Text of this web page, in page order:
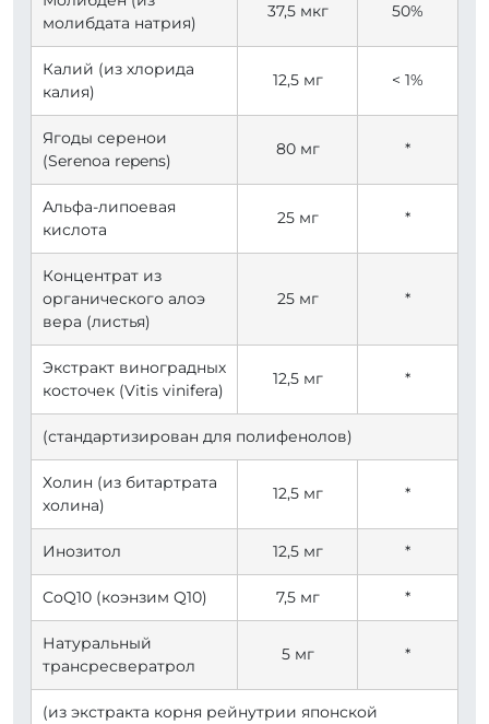
молибдата натрия)
37,5 мкг 50%
Калий (из хлорида
калия)
12,5 мг < 1%
Ягоды серенои
(Serenoa repens)
80 мг *
Альфа-липоевая
кислота
25 мг *
Концентрат из
органического алоэ
вера (листья)
25 мг *
Экстракт виноградных
косточек (Vitis vinifera)
12,5 мг *
(стандартизирован для полифенолов)
Холин (из битартрата
холина)
12,5 мг *
Инозитол 12,5 мг *
CoQ10 (коэнзим Q10) 7,5 мг *
Натуральный
трансресвератрол
5 мг *
(из экстракта корня рейнутрии японской